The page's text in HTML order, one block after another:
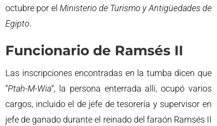
octubre por el Ministerio de Turismo y Antigüedades de
Egipto.
Funcionario de Ramsés II
Las inscripciones encontradas en la tumba dicen que
“Ptah-M-Wia“, la persona enterrada allí, ocupó varios
cargos, incluido el de jefe de tesorería y supervisor en
jefe de ganado durante el reinado del faraón Ramsés II